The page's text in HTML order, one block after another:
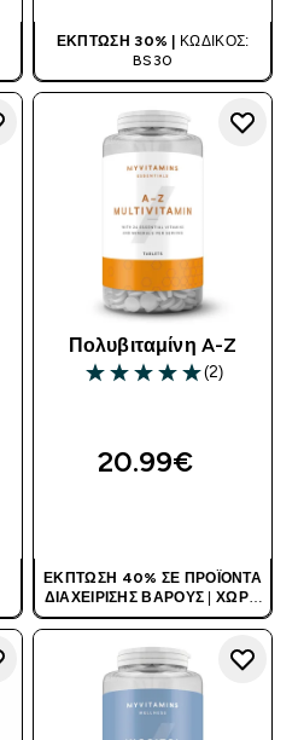
ΈΚΠΤΩΣΗ 30% | ΚΩΔΙΚΌΣ:
BS30
Πολυβιταμίνη A-Z
5 out of 5 stars
(2)
20.99€‎
ΈΚΠΤΩΣΗ 40% ΣΕ ΠΡΟΪΌΝΤΑ
ΔΙΑΧΕΊΡΙΣΗΣ ΒΆΡΟΥΣ | ΧΩΡΊΣ
ΚΩΔΙΚΌ